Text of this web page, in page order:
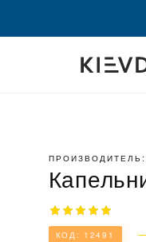
ПРОИЗВОДИТЕЛЬ:
КОД: 12491